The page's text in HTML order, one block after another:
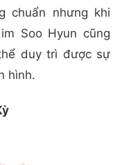
chuẩn nhưng khi
Soo Hyun cũng
duy trì được sự
hình.